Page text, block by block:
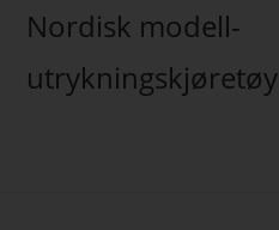
Nordisk modell-
utrykningskjøretøy